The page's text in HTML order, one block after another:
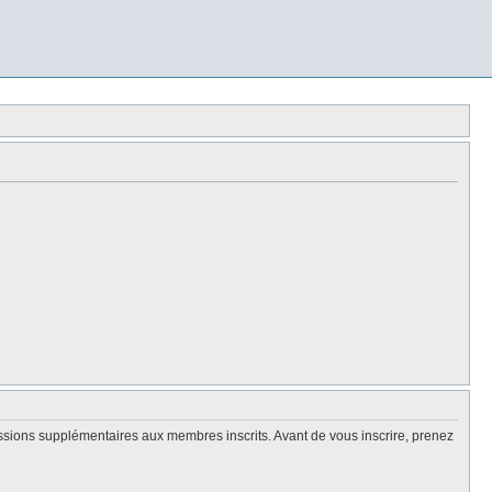
supplémentaires aux membres inscrits. Avant de vous inscrire, prenez